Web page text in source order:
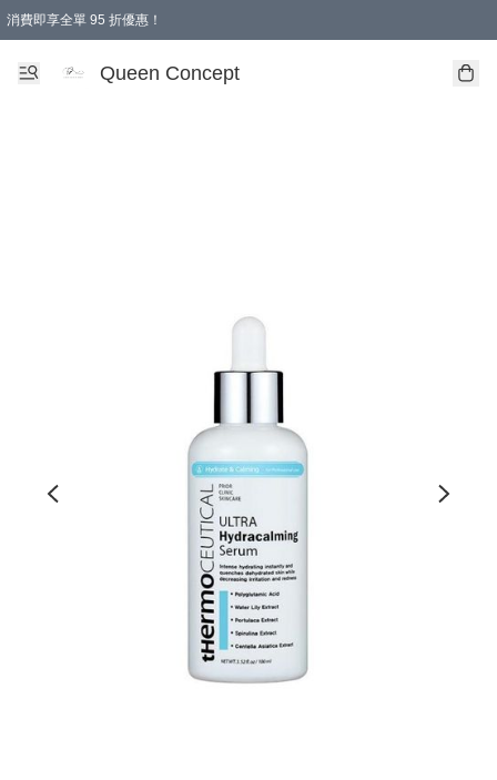
消費即享全單 95 折優惠！
Queen Concept